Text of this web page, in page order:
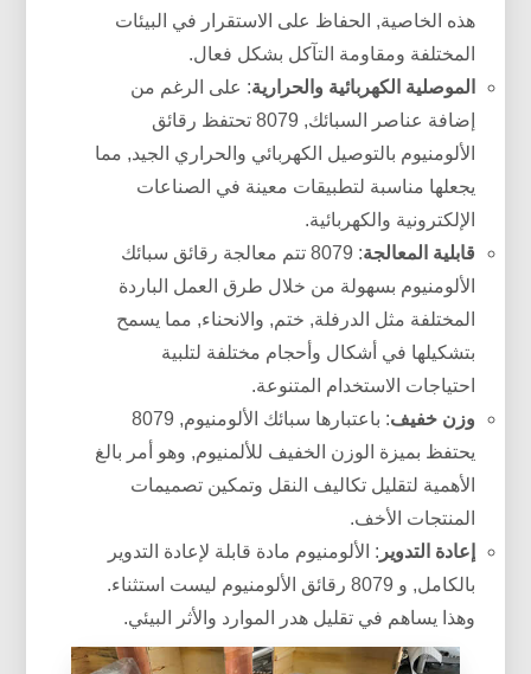
هذه الخاصية, الحفاظ على الاستقرار في البيئات
المختلفة ومقاومة التآكل بشكل فعال.
الموصلية الكهربائية والحرارية: على الرغم من
إضافة عناصر السبائك, 8079 تحتفظ رقائق
الألومنيوم بالتوصيل الكهربائي والحراري الجيد, مما
يجعلها مناسبة لتطبيقات معينة في الصناعات
الإلكترونية والكهربائية.
قابلية المعالجة
: 8079 تتم معالجة رقائق سبائك
الألومنيوم بسهولة من خلال طرق العمل الباردة
المختلفة مثل الدرفلة, ختم, والانحناء, مما يسمح
بتشكيلها في أشكال وأحجام مختلفة لتلبية
احتياجات الاستخدام المتنوعة.
وزن خفيف
: باعتبارها سبائك الألومنيوم, 8079
يحتفظ بميزة الوزن الخفيف للألمنيوم, وهو أمر بالغ
الأهمية لتقليل تكاليف النقل وتمكين تصميمات
المنتجات الأخف.
إعادة التدوير : الألومنيوم مادة قابلة لإعادة التدوير
بالكامل, و 8079 رقائق الألومنيوم ليست استثناء.
وهذا يساهم في تقليل هدر الموارد والأثر البيئي.